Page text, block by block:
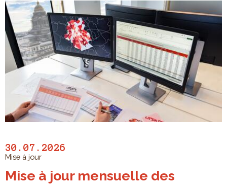
30.07.2026
Mise à jour
Mise à jour mensuelle des